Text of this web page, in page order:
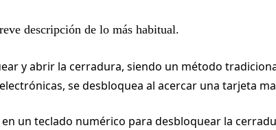
descripción de lo más habitual.
y abrir la cerradura, siendo un método
se desbloquea al acercar una tarjeta
un teclado numérico para desbloquear la